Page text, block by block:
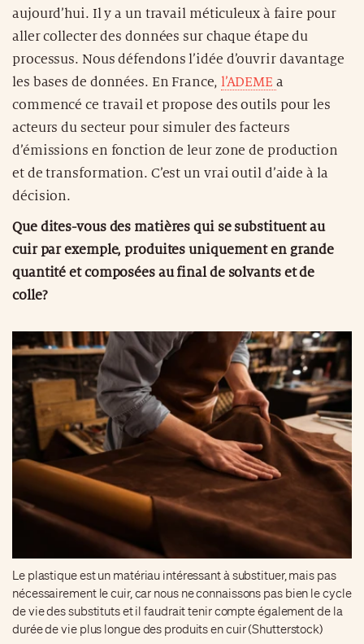
aujourd’hui. Il y a un travail méticuleux à faire pour
aller collecter des données sur chaque étape du
processus. Nous défendons l’idée d’ouvrir davantage
les bases de données. En France, l’ADEME a
commencé ce travail et propose des outils pour les
acteurs du secteur pour simuler des facteurs
d’émissions en fonction de leur zone de production
et de transformation. C’est un vrai outil d’aide à la
décision.
Que dites-vous des matières qui se substituent au
cuir par exemple, produites uniquement en grande
quantité et composées au final de solvants et de
colle?
Le plastique est un matériau intéressant à substituer, mais pas
nécessairement le cuir, car nous ne connaissons pas bien le cycle
de vie des substituts et il faudrait tenir compte également de la
durée de vie plus longue des produits en cuir (Shutterstock)